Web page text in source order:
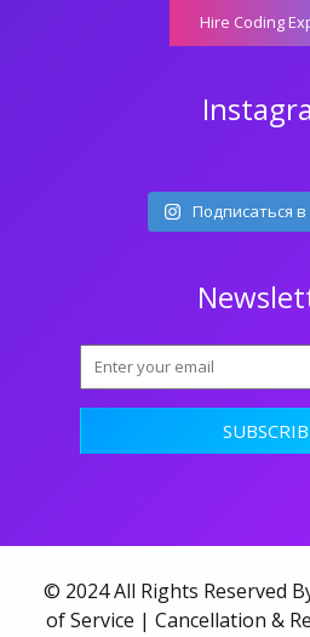
Hire Coding
Подписаться
© 2024 All Rights Reserved
of Service | Cancellation &